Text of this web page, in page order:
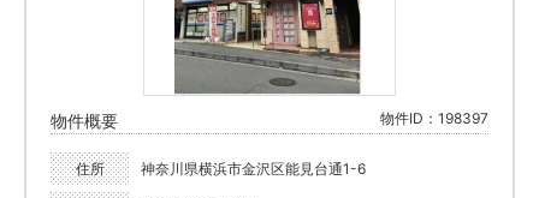
物件概要 物件ID：198397
住所 神奈川県横浜市金沢区能見台通1-6